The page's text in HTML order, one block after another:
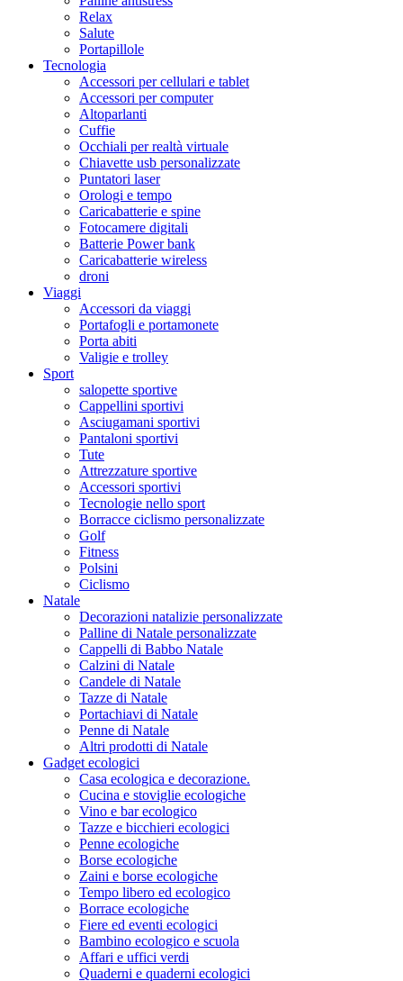
Relax
Salute
Portapillole
Tecnologia
Accessori per cellulari e tablet
Accessori per computer
Altoparlanti
Cuffie
Occhiali per realtà virtuale
Chiavette usb personalizzate
Puntatori laser
Orologi e tempo
Caricabatterie e spine
Fotocamere digitali
Batterie Power bank
Caricabatterie wireless
droni
Viaggi
Accessori da viaggi
Portafogli e portamonete
Porta abiti
Valigie e trolley
Sport
salopette sportive
Cappellini sportivi
Asciugamani sportivi
Pantaloni sportivi
Tute
Attrezzature sportive
Accessori sportivi
Tecnologie nello sport
Borracce ciclismo personalizzate
Golf
Fitness
Polsini
Ciclismo
Natale
Decorazioni natalizie personalizzate
Palline di Natale personalizzate
Cappelli di Babbo Natale
Calzini di Natale
Candele di Natale
Tazze di Natale
Portachiavi di Natale
Penne di Natale
Altri prodotti di Natale
Gadget ecologici
Casa ecologica e decorazione.
Cucina e stoviglie ecologiche
Vino e bar ecologico
Tazze e bicchieri ecologici
Penne ecologiche
Borse ecologiche
Zaini e borse ecologiche
Tempo libero ed ecologico
Borrace ecologiche
Fiere ed eventi ecologici
Bambino ecologico e scuola
Affari e uffici verdi
Quaderni e quaderni ecologici